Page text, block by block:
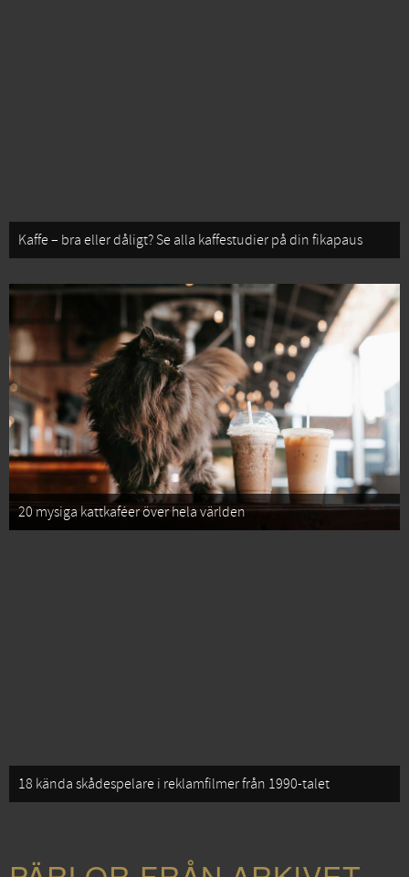
Kaffe – bra eller dåligt? Se alla kaffestudier på din fikapaus
20 mysiga kattkaféer över hela världen
18 kända skådespelare i reklamfilmer från 1990-talet